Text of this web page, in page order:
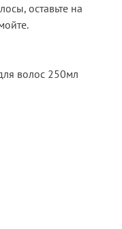
оставьте на
волос 250мл